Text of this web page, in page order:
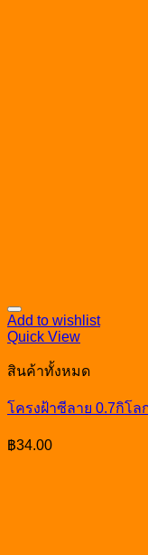
Add to wishlist
Quick View
สินค้าทั้งหมด
โครงฝ้าซีลาย 0.7กิโล
฿34.00